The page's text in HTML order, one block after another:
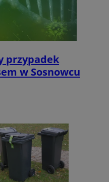
przypadek
w Sosnowcu